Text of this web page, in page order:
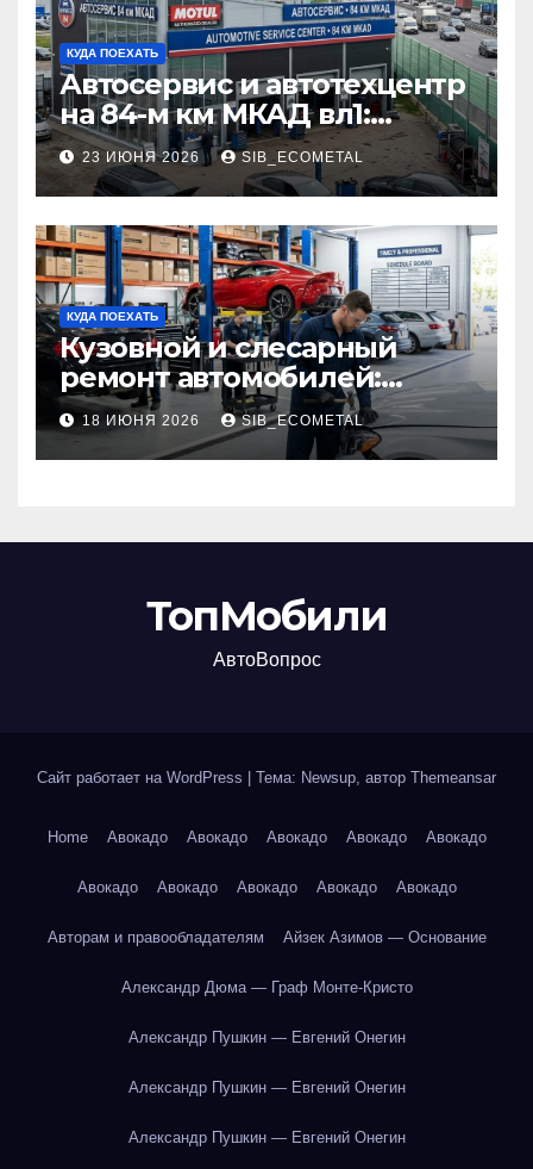
КУДА ПОЕХАТЬ
Автосервис и автотехцентр
на 84-м км МКАД вл1:
описание услуг и режим
работы
23 ИЮНЯ 2026 SIB_ECOMETAL
КУДА ПОЕХАТЬ
Кузовной и слесарный
ремонт автомобилей:
наличие оригинальных
запчастей производителя
и сроки выполнения работ
18 ИЮНЯ 2026 SIB_ECOMETAL
ТопМобили
АвтоВопрос
Сайт работает на WordPress Тема: Newsup, автор Themeansar
Home Авокадо Авокадо Авокадо Авокадо Авокадо
Авокадо Авокадо Авокадо Авокадо Авокадо
Авторам и правообладателям Айзек Азимов — Основание
Александр Дюма — Граф Монте-Кристо
Александр Пушкин — Евгений Онегин
Александр Пушкин — Евгений Онегин
Александр Пушкин — Евгений Онегин